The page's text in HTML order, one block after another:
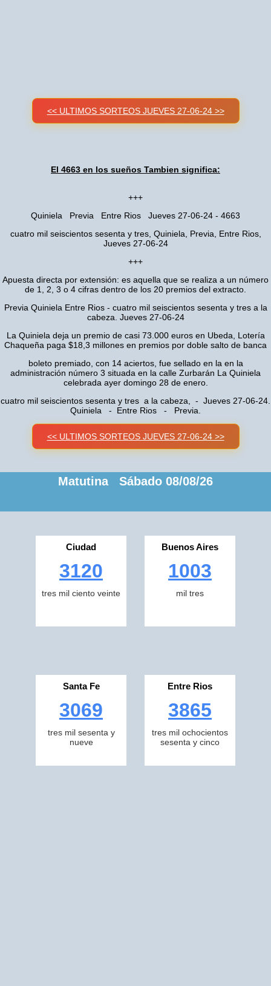
<< ULTIMOS SORTEOS JUEVES 27-06-24 >>
El 4663 en los sueños Tambien significa:
+++
Quiniela Previa Entre Rios Jueves 27-06-24 - 4663
cuatro mil seiscientos sesenta y tres, Quiniela, Previa, Entre Rios,
Jueves 27-06-24
+++
Apuesta directa por extensión: es aquella que se realiza a un número
de 1, 2, 3 o 4 cifras dentro de los 20 premios del extracto.
Previa Quiniela Entre Rios - cuatro mil seiscientos sesenta y tres a la
cabeza. Jueves 27-06-24
La Quiniela deja un premio de casi 73.000 euros en Ubeda, Lotería
Chaqueña paga $18,3 millones en premios por doble salto de banca
boleto premiado, con 14 aciertos, fue sellado en la en la
administración número 3 situada en la calle Zurbarán La Quiniela
celebrada ayer domingo 28 de enero.
cuatro mil seiscientos sesenta y tres a la cabeza, - Jueves 27-06-24.
Quiniela - Entre Rios - Previa.
<< ULTIMOS SORTEOS JUEVES 27-06-24 >>
Matutina Sábado 08/08/26
Ciudad
3120
tres mil ciento veinte
Buenos Aires
1003
mil tres
Santa Fe
3069
tres mil sesenta y
nueve
Entre Rios
3865
tres mil ochocientos
sesenta y cinco